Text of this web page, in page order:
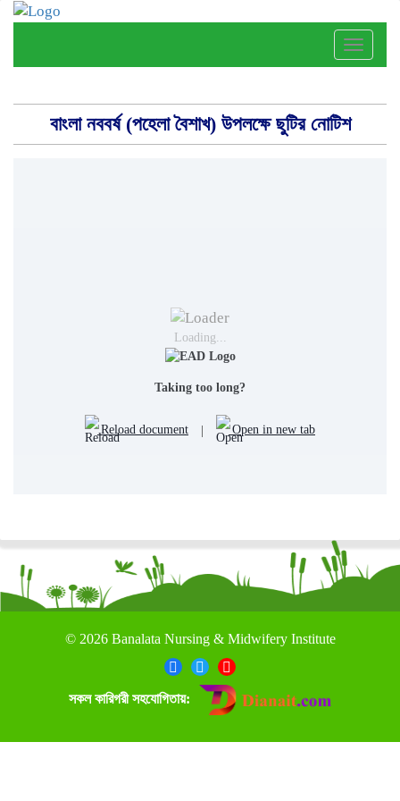
Toggle
বাংলা নববর্ষ (পহেলা বৈশাখ) উপলক্ষে ছুটির নোটিশ
Loading...
Taking too long?
Reload document | Open in new tab
© 2026 Banalata Nursing & Midwifery Institute
সকল কারিগরী সহযোগিতায়: